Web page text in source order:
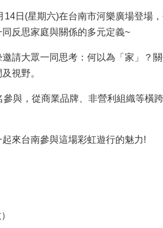
日(星期六)在台南市河樂廣場登場
反思家庭與關係的多元定義~
請大眾一同思考：何以為「家」？
視野。
與，從商業品牌、非營利組織等橫
來台南參與這場彩虹遊行的魅力!